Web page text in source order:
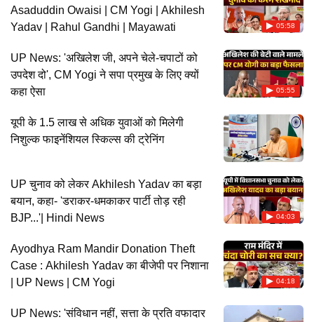
05:58
Asaduddin Owaisi | CM Yogi | Akhilesh
Yadav | Rahul Gandhi | Mayawati
05:55
UP News: 'अखिलेश जी, अपने चेले-चपाटों को
उपदेश दो', CM Yogi ने सपा प्रमुख के लिए क्यों
कहा ऐसा
यूपी के 1.5 लाख से अधिक युवाओं को मिलेगी
निशुल्क फाइनेंशियल स्किल्स की ट्रेनिंग
04:03
UP चुनाव को लेकर Akhilesh Yadav का बड़ा
बयान, कहा- 'डराकर-धमकाकर पार्टी तोड़ रही
BJP...'| Hindi News
04:18
Ayodhya Ram Mandir Donation Theft
Case : Akhilesh Yadav का बीजेपी पर निशाना
| UP News | CM Yogi
UP News: 'संविधान नहीं, सत्ता के प्रति वफादार